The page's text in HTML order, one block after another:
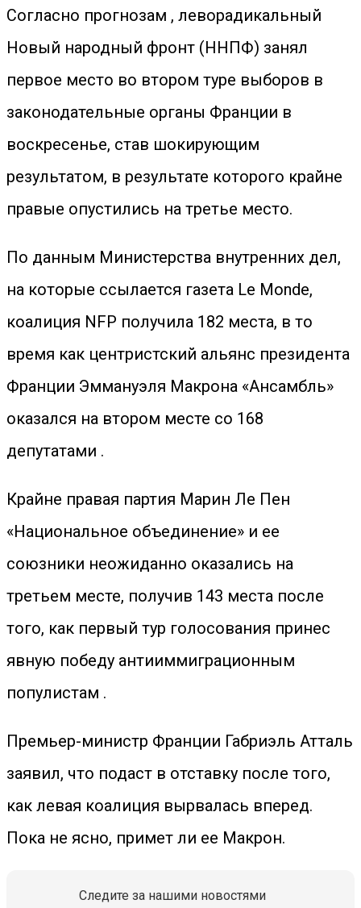
Согласно прогнозам , леворадикальный
Новый народный фронт (ННПФ) занял
первое место во втором туре выборов в
законодательные органы Франции в
воскресенье, став шокирующим
результатом, в результате которого крайне
правые опустились на третье место.
По данным Министерства внутренних дел,
на которые ссылается газета Le Monde,
коалиция NFP получила 182 места, в то
время как центристский альянс президента
Франции Эммануэля Макрона «Ансамбль»
оказался на втором месте со 168
депутатами .
Крайне правая партия Марин Ле Пен
«Национальное объединение» и ее
союзники неожиданно оказались на
третьем месте, получив 143 места после
того, как первый тур голосования принес
явную победу антииммиграционным
популистам .
Премьер-министр Франции Габриэль Атталь
заявил, что подаст в отставку после того,
как левая коалиция вырвалась вперед.
Пока не ясно, примет ли ее Макрон.
Следите за нашими новостями